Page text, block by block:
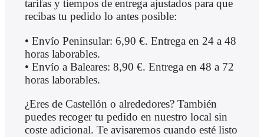
tarifas y tiempos de entrega ajustados para que
recibas tu pedido lo antes posible:
• Envío Peninsular: 6,90 €. Entrega en 24 a 48
horas laborables.
• Envío a Baleares: 8,90 €. Entrega en 48 a 72
horas laborables.
¿Eres de Castellón o alrededores? También
puedes recoger tu pedido en nuestro local sin
coste adicional. Te avisaremos cuando esté listo